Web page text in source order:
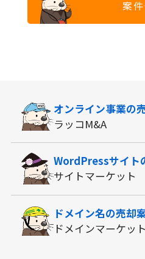
案
オンライン事業の
ラッコM&A
WordPressサイト
サイトマーケット
ドメイン名の売却
ドメインマーケット